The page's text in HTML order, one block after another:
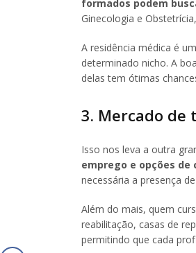
formados podem
Ginecologia e
A residência médica é
determinado nicho. A
delas tem ótimas
3. Mercado de
Isso nos leva a outra
emprego e opções de
necessária a presença
Além do mais, quem
reabilitação, casas de
permitindo que cada